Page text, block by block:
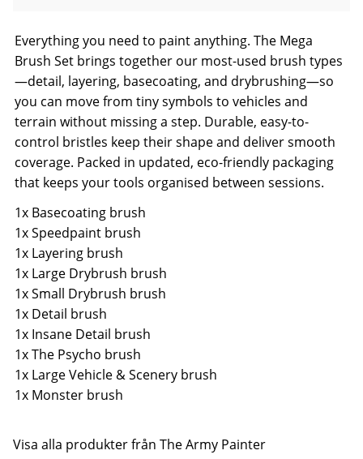
Everything you need to paint anything. The Mega
Brush Set brings together our most-used brush types
—detail, layering, basecoating, and drybrushing—so
you can move from tiny symbols to vehicles and
terrain without missing a step. Durable, easy-to-
control bristles keep their shape and deliver smooth
coverage. Packed in updated, eco-friendly packaging
that keeps your tools organised between sessions.
1x Basecoating brush
1x Speedpaint brush
1x Layering brush
1x Large Drybrush brush
1x Small Drybrush brush
1x Detail brush
1x Insane Detail brush
1x The Psycho brush
1x Large Vehicle & Scenery brush
1x Monster brush
Visa alla produkter från The Army Painter